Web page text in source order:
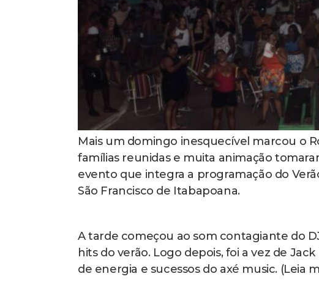
Mais um domingo inesquecível marcou o
famílias reunidas e muita animação
evento que integra a programação do
São Francisco de Itabapoana.
A tarde começou ao som contagiante do
hits do verão. Logo depois, foi a vez de
de energia e sucessos do axé music. (Leia